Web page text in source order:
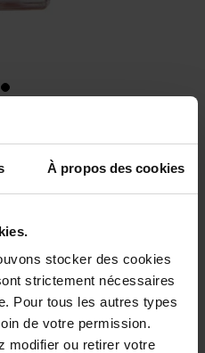
À propos des cookies
stocker des cookies
strictement nécessaires
Pour tous les autres types
de votre permission.
modifier ou retirer votre
du produit.